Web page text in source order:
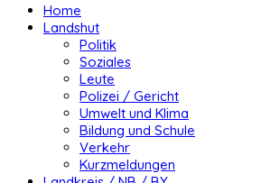
Home
Landshut
Politik
Soziales
Leute
Polizei / Gericht
Umwelt und Klima
Bildung und Schule
Verkehr
Kurzmeldungen